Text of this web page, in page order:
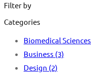
Filter by
Categories
Biomedical Sciences
Business (3)
Design (2)